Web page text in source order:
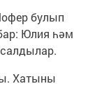
булып
Юлия һәм
Хатыны